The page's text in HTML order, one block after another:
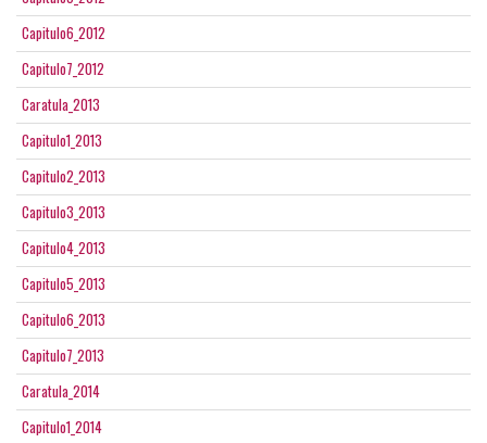
Capitulo6_2012
Capitulo7_2012
Caratula_2013
Capitulo1_2013
Capitulo2_2013
Capitulo3_2013
Capitulo4_2013
Capitulo5_2013
Capitulo6_2013
Capitulo7_2013
Caratula_2014
Capitulo1_2014